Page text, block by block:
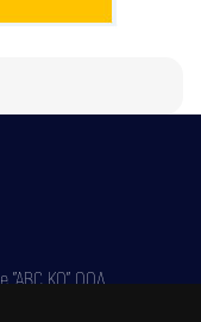
"АВС КО" ООД,